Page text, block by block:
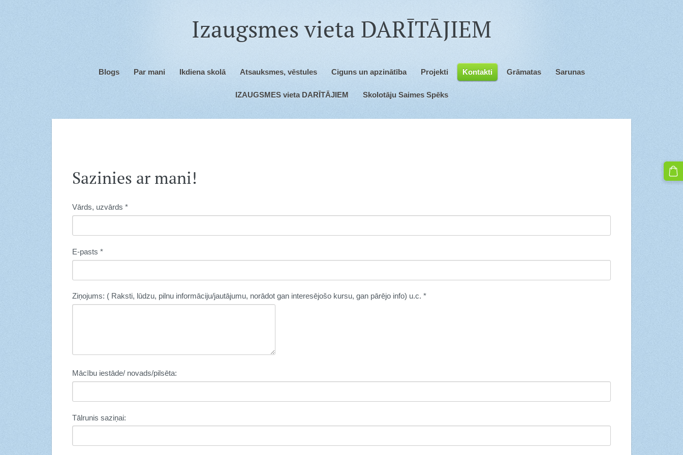
Izaugsmes vieta DARĪTĀJIEM
Blogs Par mani Ikdiena skolā Atsauksmes, vēstules Ciguns un apzinātība Projekti Kontakti Grāmatas Sarunas
IZAUGSMES vieta DARĪTĀJIEM Skolotāju Saimes Spēks
Sazinies ar mani!
Vārds, uzvārds *
E-pasts *
Ziņojums: ( Raksti, lūdzu, pilnu informāciju/jautājumu, norādot gan interesējošo kursu, gan pārējo info) u.c. *
Mācību iestāde/ novads/pilsēta:
Tālrunis saziņai: